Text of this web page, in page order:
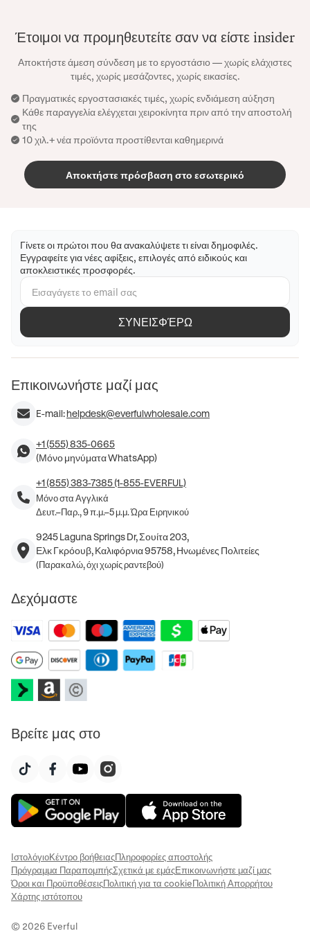
Έτοιμοι να προμηθευτείτε σαν να είστε insider
Αποκτήστε άμεση σύνδεση με το εργοστάσιο — χωρίς ελάχιστες
τιμές, χωρίς μεσάζοντες, χωρίς εικασίες.
Πραγματικές εργοστασιακές τιμές, χωρίς ενδιάμεση αύξηση
Κάθε παραγγελία ελέγχεται χειροκίνητα πριν από την αποστολή
της
10 χιλ.+ νέα προϊόντα προστίθενται καθημερινά
Αποκτήστε πρόσβαση στο εσωτερικό
Γίνετε οι πρώτοι που θα ανακαλύψετε τι είναι δημοφιλές.
Εγγραφείτε για νέες αφίξεις, επιλογές από ειδικούς και
αποκλειστικές προσφορές.
ΣΥΝΕΙΣΦΈΡΩ
Επικοινωνήστε μαζί μας
E-mail:helpdesk@everfulwholesale.com
+1 (555) 835-0665
(Μόνο μηνύματα WhatsApp)
+1 (855) 383-7385 (1-855-EVERFUL)
Μόνο στα Αγγλικά
Δευτ.–Παρ., 9 π.μ.–5 μ.μ. Ώρα Ειρηνικού
9245 Laguna Springs Dr, Σουίτα 203,
Ελκ Γκρόουβ, Καλιφόρνια 95758, Ηνωμένες Πολιτείες
(Παρακαλώ, όχι χωρίς ραντεβού)
Δεχόμαστε
Βρείτε μας στο
ΙστολόγιοΚέντρο βοήθειαςΠληροφορίες αποστολής
Πρόγραμμα ΠαραπομπήςΣχετικά με εμάςΕπικοινωνήστε μαζί μας
Όροι και ΠροϋποθέσειςΠολιτική για τα cookieΠολιτική Απορρήτου
Χάρτης ιστότοπου
© 2026 Everful